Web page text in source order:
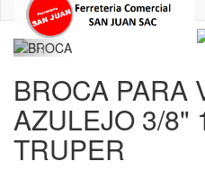
BROCA PARA
AZULEJO 3/8"
TRUPER